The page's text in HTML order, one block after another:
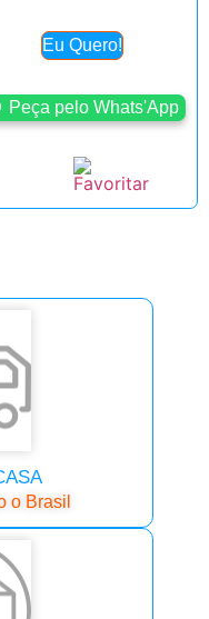
Eu Quero!
Peça pelo Whats'App
o Brasil